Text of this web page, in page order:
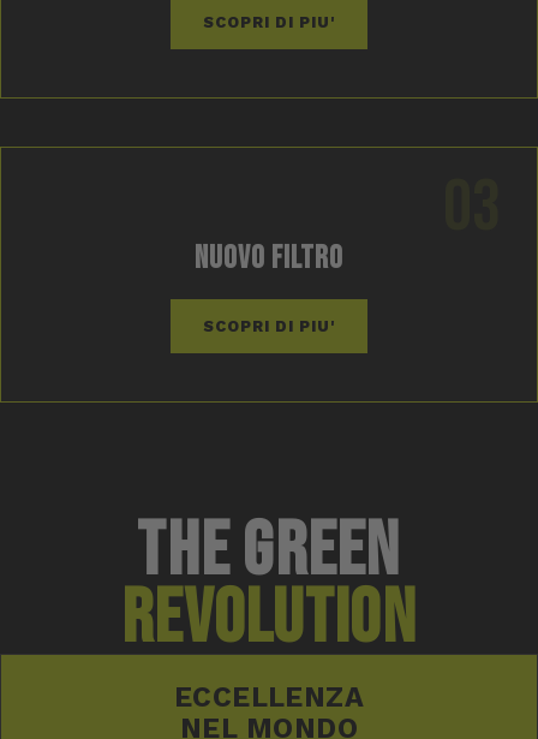
SCOPRI DI PIU'
NUOVO FILTRO
SCOPRI DI PIU'
THE GREEN
REVOLUTION
ECCELLENZA
NEL MONDO